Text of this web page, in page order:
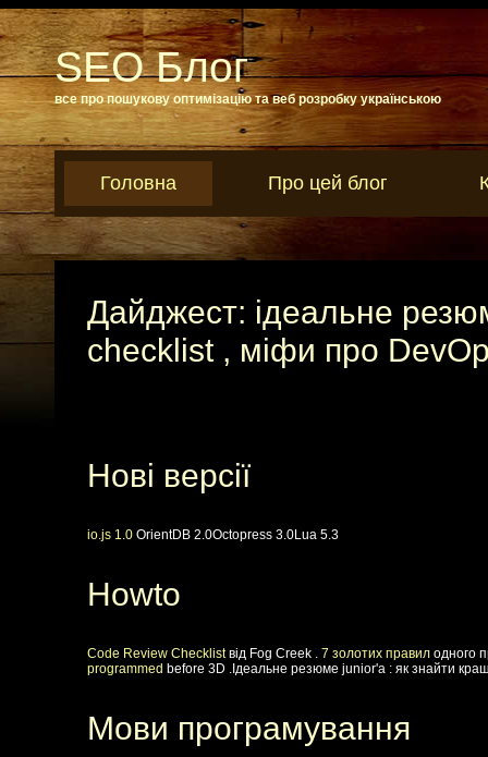
SEO Блог
все про пошукову оптимізацію та веб розробку українською
Головна Про цей блог
Дайджест: ідеальне
checklist , міфи про
Нові версії
io.js 1.0 OrientDB 2.0Octopress 3.0Lua 5.3
Howto
Code Review Checklistвід Fog Creek . 7 золотих правил одного
programmed before 3D .Ідеальне резюме junior'а : як знайти
Мови програмування